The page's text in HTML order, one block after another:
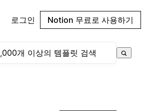
로그인 Notion 무료로 사용하기